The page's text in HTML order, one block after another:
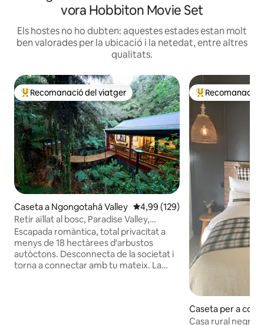
vora Hobbiton Movie Set
Els hostes no ho dubten: aquestes estades estan molt
ben valorades per la ubicació i la netedat, entre altres
qualitats.
Principals recomanacions dels viatgers
Recomanació del viatger
Caseta a Ngongotahā Valley 4,99 de puntuació mitjana d'un
4,99 (129)
Retir aïllat al bosc, Paradise Valley,
Rotorua
Escapada romàntica, total privacitat a
menys de 18 hectàrees d'arbustos
autòctons. Desconnecta de la societat i
torna a connectar amb tu mateix. La
Principals
Recomanació
Caseta per a
papa
Casa rural negra